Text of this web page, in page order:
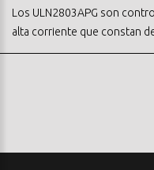
Los ULN2803APG son
alta corriente que constan